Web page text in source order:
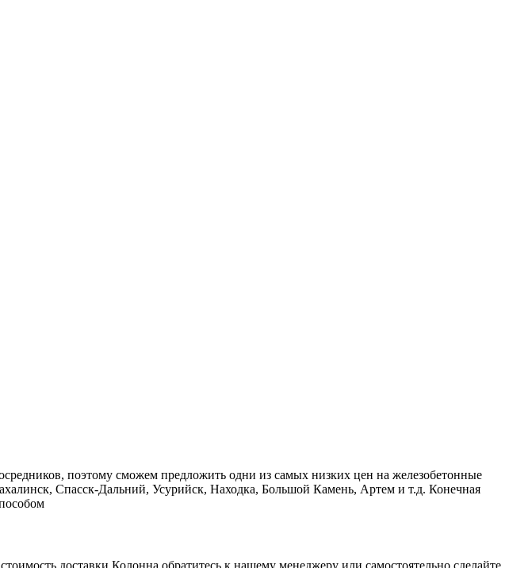
поэтому сможем предложить одни из самых низких цен на железобетонные
Спасск-Дальний, Усурийск, Находка, Большой Камень, Артем и т.д. Конечная
доставки Колонна обратитесь к нашему менеджеру или самостоятельно сделайте